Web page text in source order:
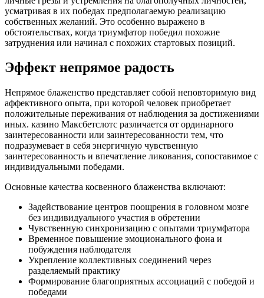
усматривая в их победах предполагаемую реализацию
собственных желаний. Это особенно выражено в
обстоятельствах, когда триумфатор победил похожие
затруднения или начинал с похожих стартовых позиций.
Эффект непрямое радость
Непрямое блаженство представляет собой неповторимую вид
аффективного опыта, при которой человек приобретает
положительные переживания от наблюдения за достижениями
иных. казино Максбетслотс различается от ординарного
заинтересованности или заинтересованности тем, что
подразумевает в себя энергичную чувственную
заинтересованность и впечатление ликования, сопоставимое с
индивидуальными победами.
Основные качества косвенного блаженства включают:
Задействование центров поощрения в головном мозге
без индивидуального участия в обретении
Чувственную синхронизацию с опытами триумфатора
Временное повышение эмоционального фона и
побуждения наблюдателя
Укрепление коллективных соединений через
разделяемый практику
Формирование благоприятных ассоциаций с победой и
победами